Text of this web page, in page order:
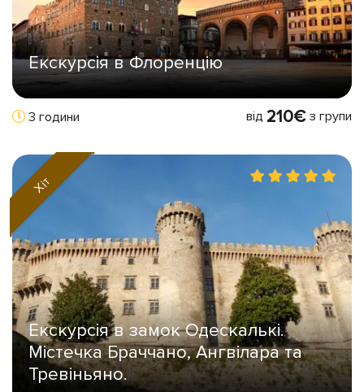
Екскурсія в Флоренцію
3 години від 210€з групи
Хіт
Екскурсія в замок Одескалькі.
Містечка Браччано, Ангвілара та
Тревіньяно.